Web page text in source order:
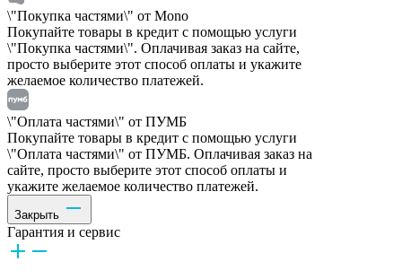
\"Покупка частями\" от Mono
Покупайте товары в кредит с помощью услуги
\"Покупка частями\". Оплачивая заказ на сайте,
просто выберите этот способ оплаты и укажите
желаемое количество платежей.
\"Оплата частями\" от ПУМБ
Покупайте товары в кредит с помощью услуги
\"Оплата частями\" от ПУМБ. Оплачивая заказ на
сайте, просто выберите этот способ оплаты и
укажите желаемое количество платежей.
Закрыть
Гарантия и сервис